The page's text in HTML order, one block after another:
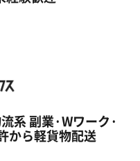
系 副業·Wワーク·
から軽貨物配送